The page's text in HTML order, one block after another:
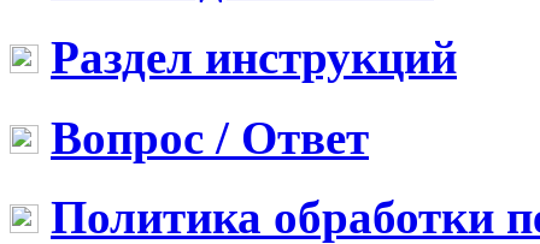
Раздел инструкций
Вопрос / Ответ
Политика обработки